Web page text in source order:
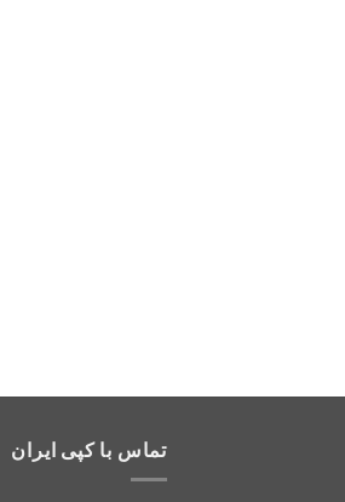
تماس با کپی ایران